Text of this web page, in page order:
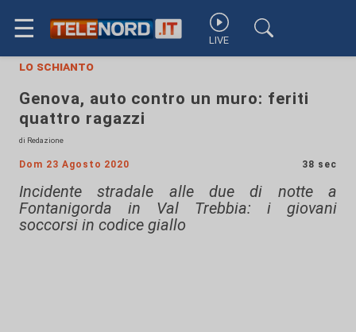
☰ LIVE
lo schianto
Genova, auto contro un muro: feriti
quattro ragazzi
di Redazione
Dom 23 Agosto 2020 38 sec
Incidente stradale alle due di notte a
Fontanigorda in Val Trebbia: i giovani
soccorsi in codice giallo